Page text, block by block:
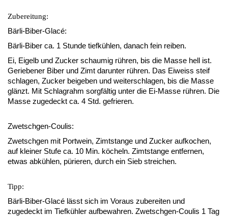
Zubereitung:
Bärli-Biber-Glacé:
Bärli-Biber ca. 1 Stunde tiefkühlen, danach fein reiben.
Ei, Eigelb und Zucker schaumig rühren, bis die Masse hell ist.
Geriebener Biber und Zimt darunter rühren. Das Eiweiss steif
schlagen, Zucker beigeben und weiterschlagen, bis die Masse
glänzt. Mit Schlagrahm sorgfältig unter die Ei-Masse rühren. Die
Masse zugedeckt ca. 4 Std. gefrieren.
Zwetschgen-Coulis:
Zwetschgen mit Portwein, Zimtstange und Zucker aufkochen,
auf kleiner Stufe ca. 10 Min. köcheln. Zimtstange entfernen,
etwas abkühlen, pürieren, durch ein Sieb streichen.
Tipp:
Bärli-Biber-Glacé lässt sich im Voraus zubereiten und
zugedeckt im Tiefkühler aufbewahren. Zwetschgen-Coulis 1 Tag